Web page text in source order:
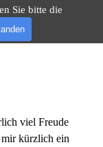
Sie bitte die
viel Freude
kürzlich ein